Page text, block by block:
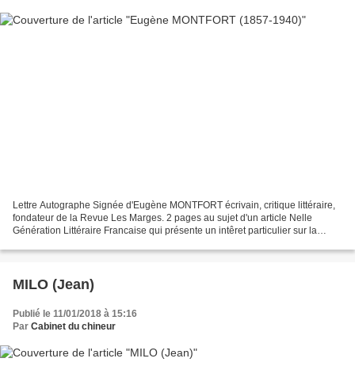
Lettre Autographe Signée d'Eugène MONTFORT écrivain, critique littéraire,
fondateur de la Revue Les Marges. 2 pages au sujet d'un article Nelle
Génération Littéraire Francaise qui présente un intêret particulier sur la
MILO (Jean)
Publié le 11/01/2018 à 15:16
Par Cabinet du chineur